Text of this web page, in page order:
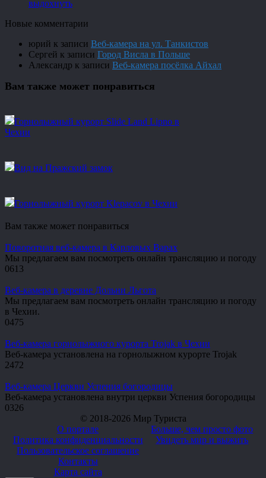
выдохнуть
Новые комментарии
юрий к записи Веб-камера на ул. Танкистов
Сергей к записи Город Висла в Польше
Александр к записи Веб-камера посёлка Айхал
Вам также может понравиться
Горнолыжный курорт Slide Land Lipno в
Чехии
Вид на Пражский замок
Горнолыжный курорт Klepacov в Чехии
Вам также может понравиться
Поворотная веб-камера в Карловых Варах
Мы предлагаем вам посмотреть онлайн трансляцию и погоду
0613
Веб-камера в деревне Дольни Льгота
Мы предлагаем вам посмотреть онлайн трансляцию и погоду
в Чехии.
0475
Веб-камера горнолыжного курорта Trojak в Чехии
Веб-камера установлена на горнолыжном курорте Trojak
2472
Веб-камера Церкви Успения богородицы
Веб-камера установлена внутри церкви Успения богородицы
0326
© 2018-2026 Мир Туриста
О портале
Политика конфиденциальности
Пользовательское соглашение
Контакты
Карта сайта
Больше, чем просто фото
Увидеть мир и выжить